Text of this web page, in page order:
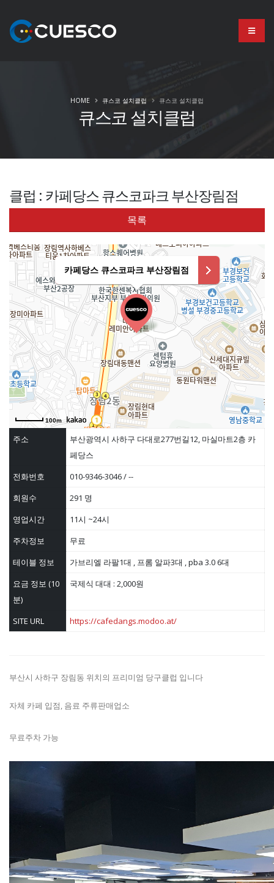
큐스코 설치클럽
HOME 큐스코 설치클럽 큐스코 설치클럽
클럽 : 카페당스 큐스코파크 부산장림점
목록
카페당스 큐스코파크 부산장림점
100m
주소
부산광역시 사하구 다대로277번길12, 마실마트2층 카
페당스
전화번호
010-9346-3046 / --
회원수
291 명
영업시간
11시 ~24시
주차정보
무료
테이블 정보
가브리엘 라팔1대 , 프롬 알파3대 , pba 3.0 6대
요금 정보 (10
분)
국제식 대대 : 2,000원
SITE URL https://cafedangs.modoo.at/
부산시 사하구 장림동 위치의 프리미엄 당구클럽 입니다
자체 카페 입점, 음료 주류판매업소
무료주차 가능